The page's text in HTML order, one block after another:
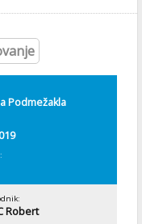
Podmežakla
Robert